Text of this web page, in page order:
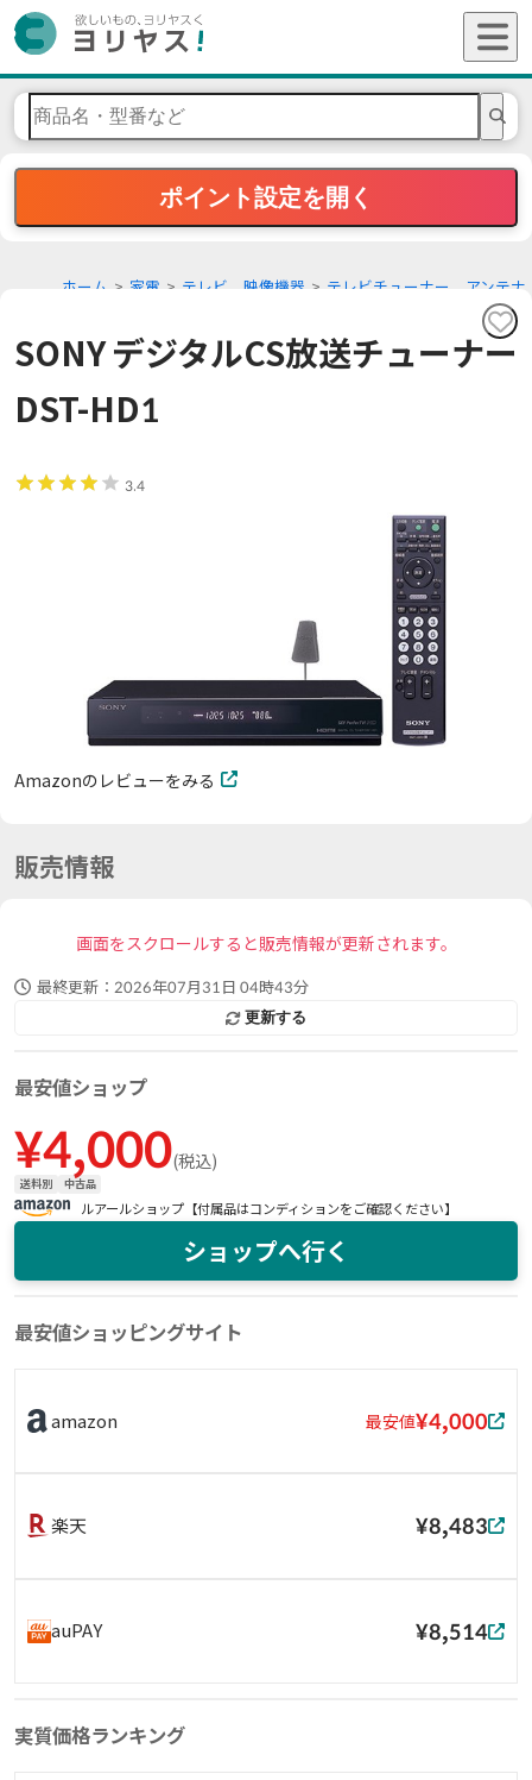
ポイント設定を開く
ホーム 家電 テレビ、映像機器 テレビチューナー、アンテナ
SONY デジタルCS放送チューナー
DST-HD1
3.4
Amazonのレビューをみる
販売情報
画面をスクロールすると販売情報が更新されます。
最終更新： 2026年07月31日 04時43分
更新する
最安値ショップ
¥4,000(税込)
送料別 中古品
ルアールショップ【付属品はコンディションをご確認ください】
ショップへ行く
最安値ショッピングサイト
amazon 最安値¥4,000
楽天 ¥8,483
auPAY ¥8,514
実質価格ランキング